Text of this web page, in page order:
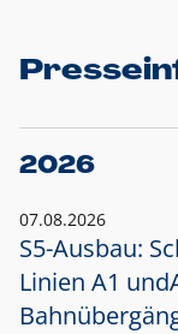
2026
07.08.2026
S5-Ausbau:
Linien A1 und